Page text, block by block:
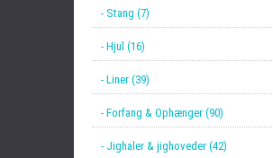
- Stang (7)
- Hjul (16)
- Liner (39)
- Forfang & Ophænger (90)
- Jighaler & jighoveder (42)